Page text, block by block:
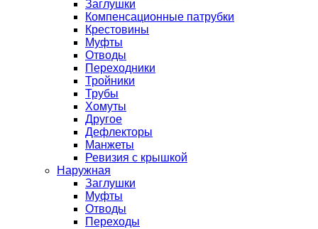
Заглушки
Компенсационные патрубки
Крестовины
Муфты
Отводы
Переходники
Тройники
Трубы
Хомуты
Другое
Дефлекторы
Манжеты
Ревизия с крышкой
Наружная
Заглушки
Муфты
Отводы
Переходы